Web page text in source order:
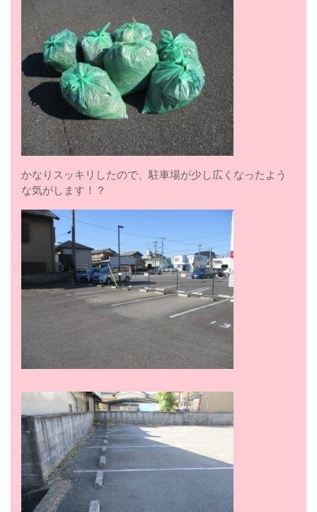
かなりスッキリしたので、駐車場が少し広くなったよう
な気がします！？